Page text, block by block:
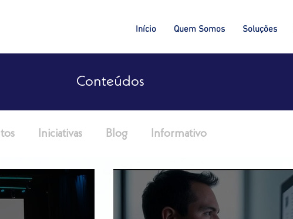
Início Quem Somos Soluções
Conteúdos
Iniciativas Blog Informativo